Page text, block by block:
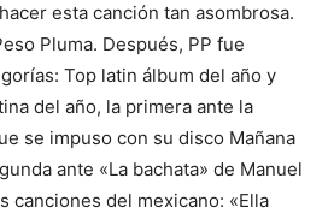
esta canción tan asombrosa.
Pluma. Después, PP fue
Top latin álbum del año y
del año, la primera ante la
se impuso con su disco Mañana
ante «La bachata» de Manuel
canciones del mexicano: «Ella